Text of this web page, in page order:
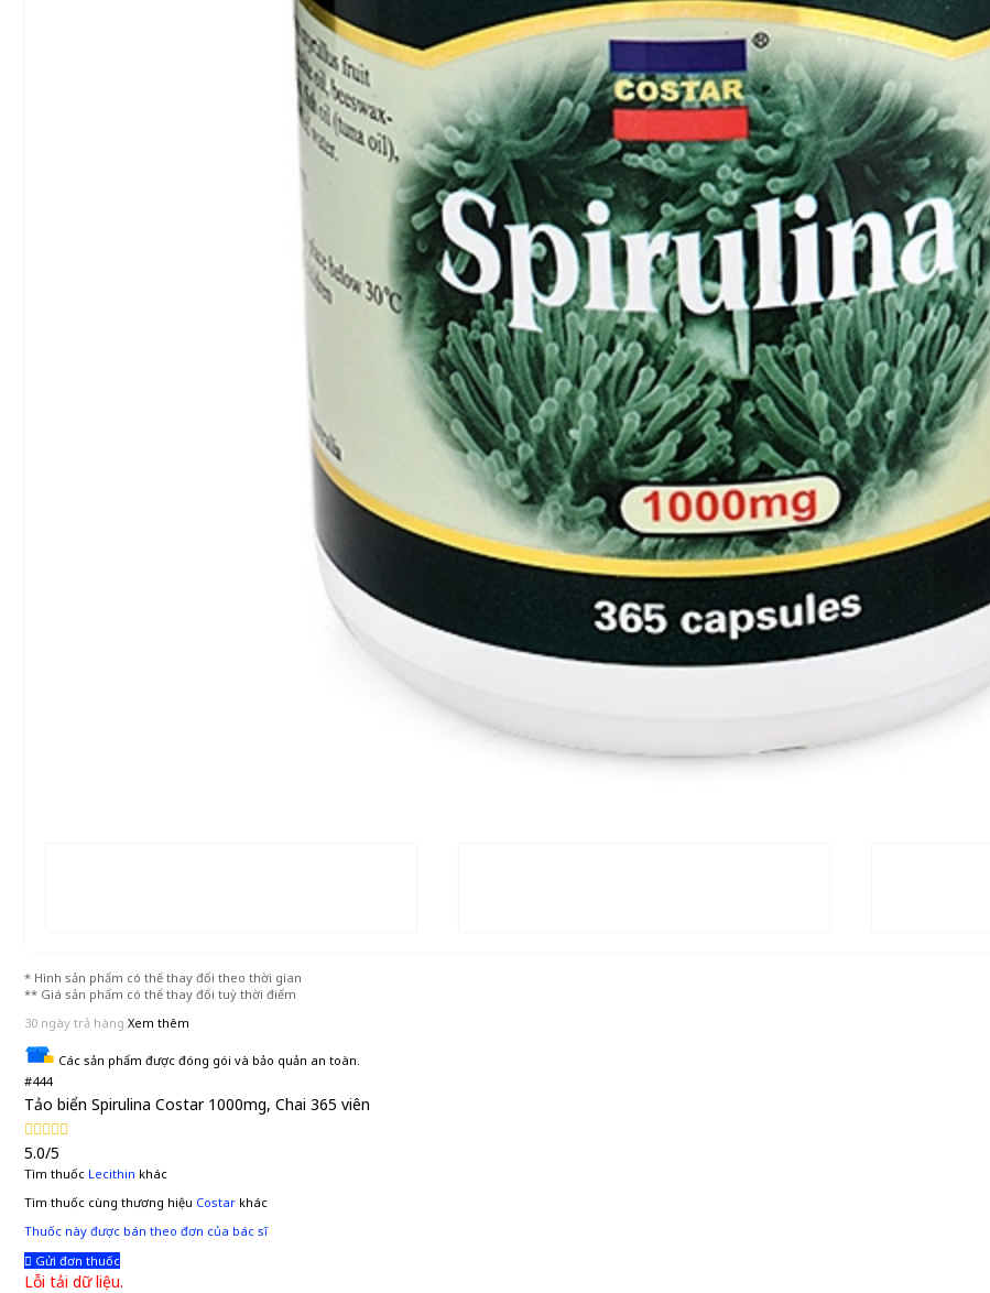
* Hình sản phẩm có thể thay đổi theo thời gian
** Giá sản phẩm có thể thay đổi tuỳ thời điểm
30 ngày trả hàng Xem thêm
Các sản phẩm được đóng gói và bảo quản an toàn.
#444
Tảo biển Spirulina Costar 1000mg, Chai 365 viên
5.0/5
Tìm thuốc Lecithin khác
Tìm thuốc cùng thương hiệu Costar khác
Thuốc này được bán theo đơn của bác sĩ
Gửi đơn thuốc
Lỗi tải dữ liệu.